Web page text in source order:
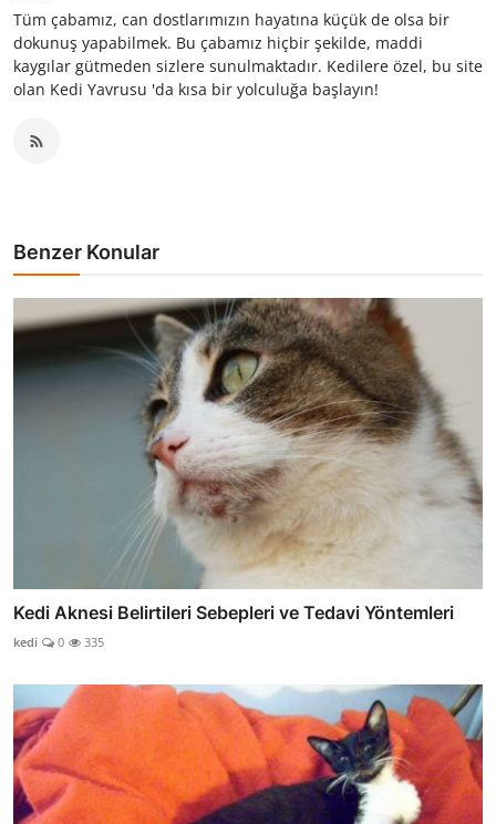
Tüm çabamız, can dostlarımızın hayatına küçük de olsa bir
dokunuş yapabilmek. Bu çabamız hiçbir şekilde, maddi
kaygılar gütmeden sizlere sunulmaktadır. Kedilere özel, bu site
olan Kedi Yavrusu 'da kısa bir yolculuğa başlayın!
Benzer Konular
Kedi Aknesi Belirtileri Sebepleri ve Tedavi Yöntemleri
kedi 0 335